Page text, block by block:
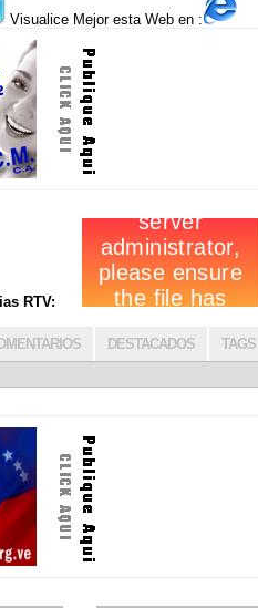
Visualice Mejor esta Web en :
RTV:
DESTACADOS TAGS